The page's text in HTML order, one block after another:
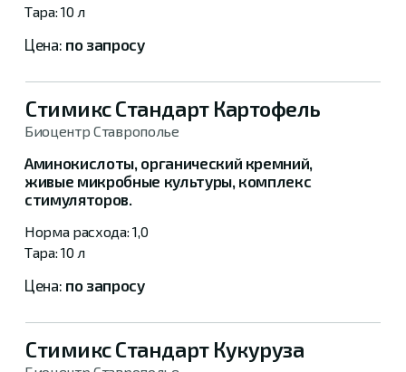
10 л
по запросу
Стимикс Стандарт Картофель
Биоцентр Ставрополье
Аминокислоты, органический кремний,
живые микробные культуры, комплекс
стимуляторов.
1,0
10 л
по запросу
Стимикс Стандарт Кукуруза